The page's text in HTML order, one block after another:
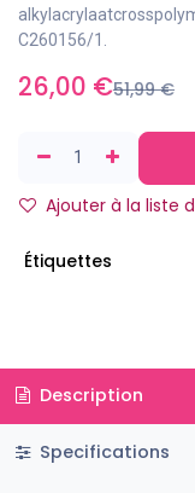
C260156/1.
26,00 €51,99€
Ajouter à la liste
Étiquettes
Description
Specifications